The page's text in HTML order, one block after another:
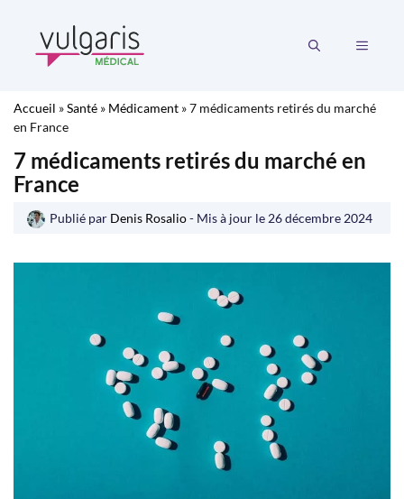
contenu
MENU
Accueil »Santé » Médicament »7 médicaments retirés du marché
en France
7 médicaments retirés du marché en
France
Publié par Denis Rosalio- Mis à jour le 26 décembre 2024